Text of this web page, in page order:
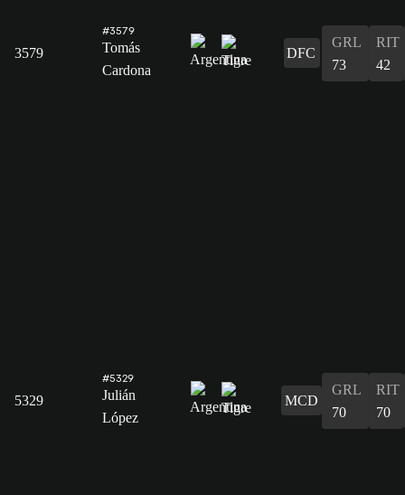
3579
#3579
Tomás
Cardona
DFC
GRL
73
RIT
42
5329
#5329
Julián
López
MCD
GRL
70
RIT
70